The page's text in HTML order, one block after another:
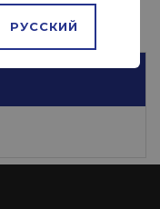
РУССКИЙ